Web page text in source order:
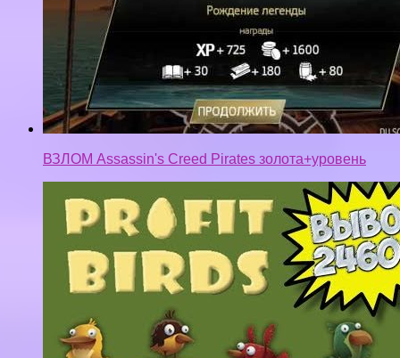
ВЗЛОМ Assassin's Creed Pirates золота+уровень